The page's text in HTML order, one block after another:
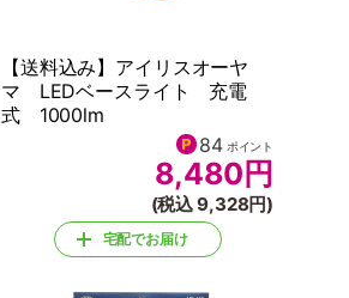
【送料込み】アイリスオーヤ
マ LEDベースライト 充電
式 1000lm
84 ポイント
8,480 円
(税込 9,328円)
宅配でお届け